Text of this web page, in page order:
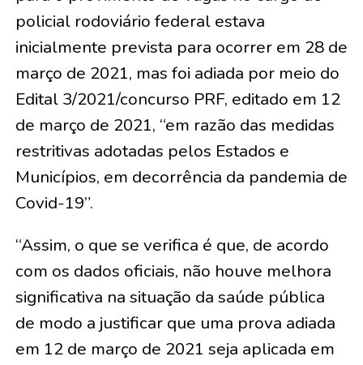
policial rodoviário federal estava
inicialmente prevista para ocorrer em 28 de
março de 2021, mas foi adiada por meio do
Edital 3/2021/concurso PRF, editado em 12
de março de 2021, “em razão das medidas
restritivas adotadas pelos Estados e
Municípios, em decorrência da pandemia de
Covid-19”.
“Assim, o que se verifica é que, de acordo
com os dados oficiais, não houve melhora
significativa na situação da saúde pública
de modo a justificar que uma prova adiada
em 12 de março de 2021 seja aplicada em